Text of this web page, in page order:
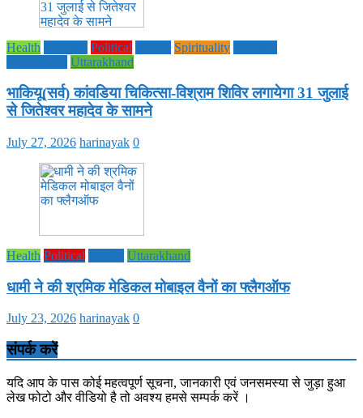
Health Political Spirituality
Uttarakhand
भाकियू(सर्व) कांवडिया चिकित्सा-विश्राम शिविर लगायेगा 31 जुलाई
से जितेश्वर महादेव के सामने
July 27, 2026 harinayak 0
Health Political Uttarakhand
धामी ने की श्रमिक मेडिकल मोबाइल वैनों का फ्लैगऑफ
July 23, 2026 harinayak 0
संपर्क करें
यदि आप के पास कोई महत्वपूर्ण सूचना, जानकारी एवं जनसमस्या से जुड़ा हुआ
लेख फोटो और वीडियो है तो अवश्य हमसे सम्पर्क करें ।